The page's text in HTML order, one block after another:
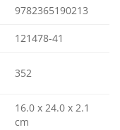
9782365190213
121478-41
352
16.0 x 24.0 x 2.1
cm